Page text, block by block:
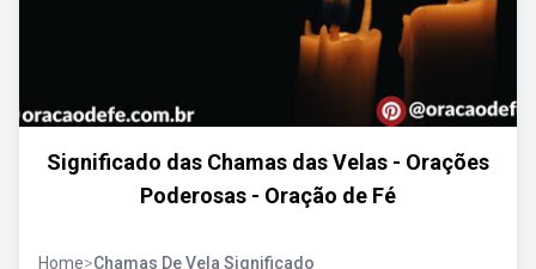
Significado das Chamas das Velas - Orações
Poderosas - Oração de Fé
Home>Chamas De Vela Significado